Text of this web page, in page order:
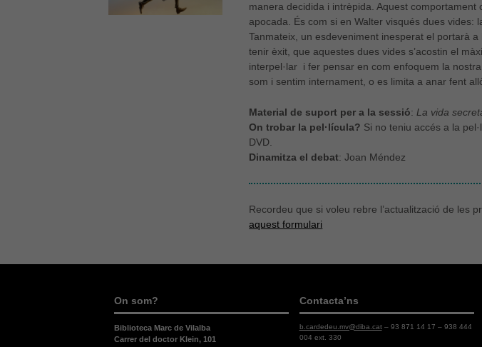
manera decidida i intrèpida. Aquest
apocada. És com si en Walter visqués dues vides:
Tanmateix, un esdeveniment inesperat el portarà
tenir èxit, que aquestes dues vides s’acostin el
interpel·lar i fer pensar en com enfoquem la
som i sentim internament, o es limita a anar fent
Material de suport per a la sessió: La vida
On trobar la pel·lícula? Si no teniu accés a la
DVD.
Dinamitza el debat: Joan Méndez
Recordeu que si voleu rebre l’actualització de les
aquest formulari
On som?
Biblioteca Marc de Vilalba
Carrer del doctor Klein, 101
Contacta’ns
b.cardedeu.mv@diba.cat– 93 871 14 17 – 938 444
004 ext. 330